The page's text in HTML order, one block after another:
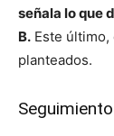
señala lo que
B. Este
planteados.